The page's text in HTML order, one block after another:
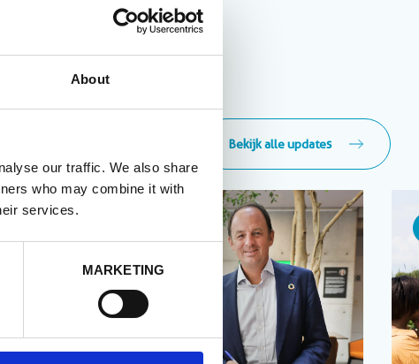
About
our traffic. We also share
who may combine it with
services.
MARKETING
Bekijk alle updates